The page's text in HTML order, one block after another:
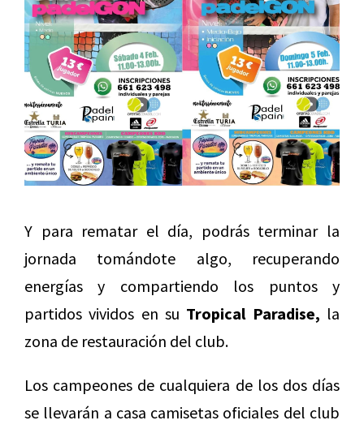
Y para rematar el día, podrás terminar la
jornada tomándote algo, recuperando
energías y compartiendo los puntos y
partidos vividos en su Tropical Paradise, la
zona de restauración del club.
Los campeones de cualquiera de los dos días
se llevarán a casa camisetas oficiales del club